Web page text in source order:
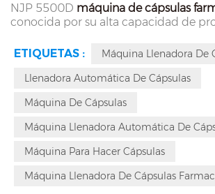
NJP 5500D máquina de cápsulas
conocida por su alta capacidad de
amplio rango de aplicación abarca
cápsulas, desde el tamaño 000 hasta
de llenado de cápsulas adopta un
también controla con precisión la
de producción fiable.
ETIQUETAS :
Máquina Llenadora De
Llenadora Automática De Cápsulas
Máquina De Cápsulas
Máquina Llenadora Automática De
Máquina Para Hacer Cápsulas
Máquina Llenadora De Cápsulas